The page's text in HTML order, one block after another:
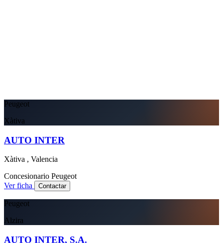
Peugeot
Xàtiva
AUTO INTER
Xàtiva , Valencia
Concesionario Peugeot
Ver ficha
Contactar
Peugeot
Alzira
AUTO INTER, S.A.